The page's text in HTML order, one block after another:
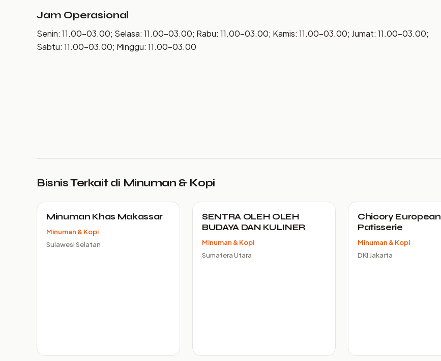
Jam Operasional
Senin: 11.00–03.00; Selasa: 11.00–03.00; Rabu: 11.00–03.00; Kamis: 11.00–03.00; Jumat: 11.00–03.00;
Sabtu: 11.00–03.00; Minggu: 11.00–03.00
Bisnis Terkait di Minuman & Kopi
Minuman Khas Makassar
Minuman & Kopi
Sulawesi Selatan
SENTRA OLEH OLEH
BUDAYA DAN KULINER
Minuman & Kopi
Sumatera Utara
Chicory European
Patisserie
Minuman & Kopi
DKI Jakarta